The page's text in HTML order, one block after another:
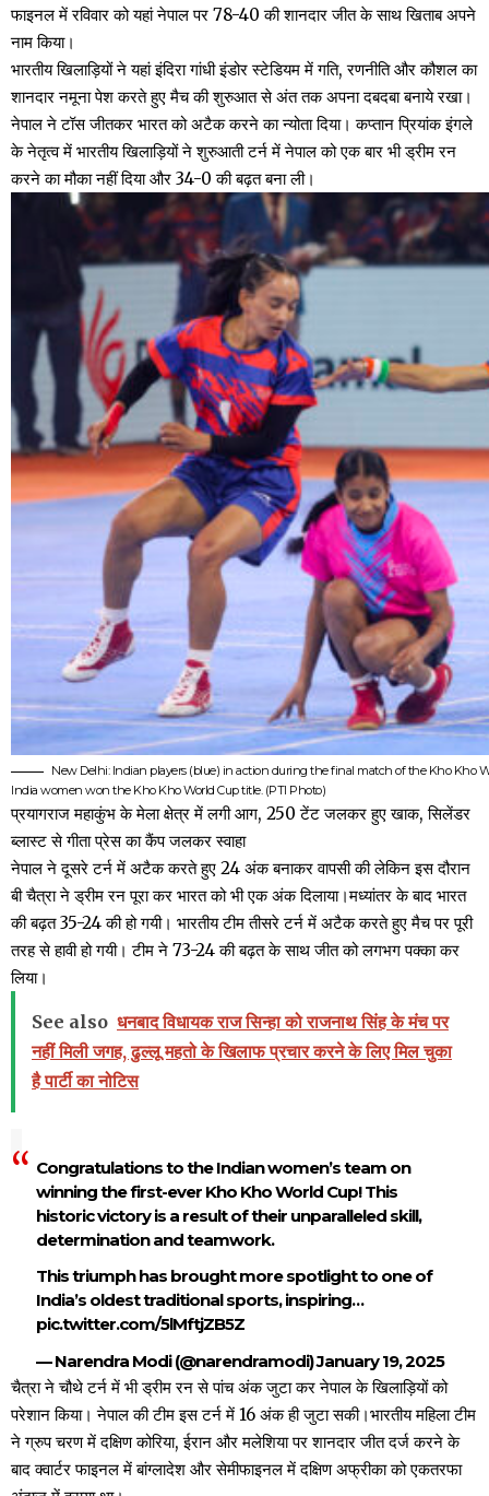
फाइनल में रविवार को यहां नेपाल पर 78-40 की शानदार जीत के साथ खिताब अपने
नाम किया।
भारतीय खिलाड़ियों ने यहां इंदिरा गांधी इंडोर स्टेडियम में गति, रणनीति और कौशल का
शानदार नमूना पेश करते हुए मैच की शुरुआत से अंत तक अपना दबदबा बनाये रखा।
नेपाल ने टॉस जीतकर भारत को अटैक करने का न्योता दिया। कप्तान प्रियांक इंगले
के नेतृत्व में भारतीय खिलाड़ियों ने शुरुआती टर्न में नेपाल को एक बार भी ड्रीम रन
करने का मौका नहीं दिया और 34-0 की बढ़त बना ली।
New Delhi: Indian players (blue) in action during the final match of the Kho Kho
India women won the Kho Kho World Cup title. (PTI Photo)
प्रयागराज महाकुंभ के मेला क्षेत्र में लगी आग, 250 टेंट जलकर हुए खाक, सिलेंडर
ब्लास्ट से गीता प्रेस का कैंप जलकर स्वाहा
नेपाल ने दूसरे टर्न में अटैक करते हुए 24 अंक बनाकर वापसी की लेकिन इस दौरान
बी चैत्रा ने ड्रीम रन पूरा कर भारत को भी एक अंक दिलाया।मध्यांतर के बाद भारत
की बढ़त 35-24 की हो गयी। भारतीय टीम तीसरे टर्न में अटैक करते हुए मैच पर पूरी
तरह से हावी हो गयी। टीम ने 73-24 की बढ़त के साथ जीत को लगभग पक्का कर
लिया।
See also धनबाद विधायक राज सिन्हा को राजनाथ सिंह के मंच पर
नहीं मिली जगह, ढुल्लू महतो के खिलाफ प्रचार करने के लिए मिल चुका
है पार्टी का नोटिस
Congratulations to the Indian women’s team on
winning the first-ever Kho Kho World Cup! This
historic victory is a result of their unparalleled skill,
determination and teamwork.
This triumph has brought more spotlight to one of
India’s oldest traditional sports, inspiring…
pic.twitter.com/5lMftjZB5Z
— Narendra Modi (@narendramodi)January 19, 2025
चैत्रा ने चौथे टर्न में भी ड्रीम रन से पांच अंक जुटा कर नेपाल के खिलाड़ियों को
परेशान किया। नेपाल की टीम इस टर्न में 16 अंक ही जुटा सकी।भारतीय महिला टीम
ने ग्रुप चरण में दक्षिण कोरिया, ईरान और मलेशिया पर शानदार जीत दर्ज करने के
बाद क्वार्टर फाइनल में बांग्लादेश और सेमीफाइनल में दक्षिण अफ्रीका को एकतरफा